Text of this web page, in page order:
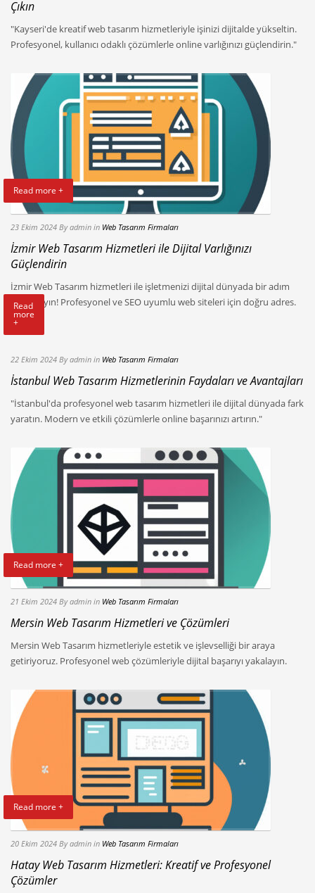
Çıkın
"Kayseri'de kreatif web tasarım hizmetleriyle işinizi dijitalde yükseltin.
Profesyonel, kullanıcı odaklı çözümlerle online varlığınızı güçlendirin."
Read more +
23 Ekim 2024 By admin in Web Tasarım Firmaları
İzmir Web Tasarım Hizmetleri ile Dijital Varlığınızı
Güçlendirin
İzmir Web Tasarım hizmetleri ile işletmenizi dijital dünyada bir adım
öne taşıyın! Profesyonel ve SEO uyumlu web siteleri için doğru adres.
Read
more
+
22 Ekim 2024 By admin in Web Tasarım Firmaları
İstanbul Web Tasarım Hizmetlerinin Faydaları ve Avantajları
"İstanbul'da profesyonel web tasarım hizmetleri ile dijital dünyada fark
yaratın. Modern ve etkili çözümlerle online başarınızı artırın."
Read more +
21 Ekim 2024 By admin in Web Tasarım Firmaları
Mersin Web Tasarım Hizmetleri ve Çözümleri
Mersin Web Tasarım hizmetleriyle estetik ve işlevselliği bir araya
getiriyoruz. Profesyonel web çözümleriyle dijital başarıyı yakalayın.
Read more +
20 Ekim 2024 By admin in Web Tasarım Firmaları
Hatay Web Tasarım Hizmetleri: Kreatif ve Profesyonel
Çözümler